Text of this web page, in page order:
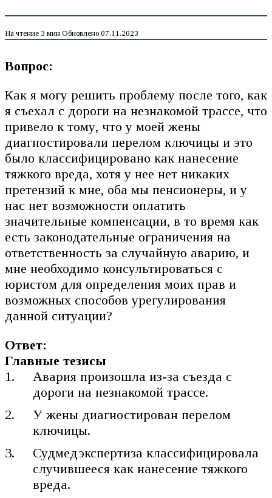
На чтение 3 мин Обновлено 07.11.2023
Вопрос:
Как я могу решить проблему после того, как
я съехал с дороги на незнакомой трассе, что
привело к тому, что у моей жены
диагностировали перелом ключицы и это
было классифицировано как нанесение
тяжкого вреда, хотя у нее нет никаких
претензий к мне, оба мы пенсионеры, и у
нас нет возможности оплатить
значительные компенсации, в то время как
есть законодательные ограничения на
ответственность за случайную аварию, и
мне необходимо консультироваться с
юристом для определения моих прав и
возможных способов урегулирования
данной ситуации?
Ответ:
Главные тезисы
Авария произошла из-за съезда с
дороги на незнакомой трассе.
У жены диагностирован перелом
ключицы.
Судмедэкспертиза классифицировала
случившееся как нанесение тяжкого
вреда.